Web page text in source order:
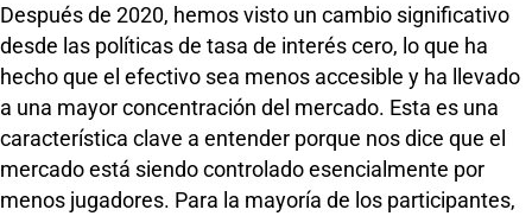
Después de 2020, hemos visto un cambio significativo
desde las políticas de tasa de interés cero, lo que ha
hecho que el efectivo sea menos accesible y ha llevado
a una mayor concentración del mercado. Esta es una
característica clave a entender porque nos dice que el
mercado está siendo controlado esencialmente por
menos jugadores. Para la mayoría de los participantes,